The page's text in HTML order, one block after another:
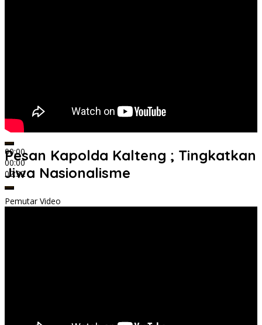
00:00
00:00
02:32
Pesan Kapolda Kalteng ; Tingkatkan
Jiwa Nasionalisme
Pemutar Video